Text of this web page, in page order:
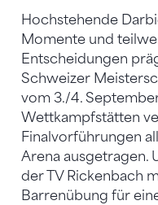
Hochstehende
Momente und
Entscheidungen
Schweizer
vom 3./4.
Wettkampfstätten
Finalvorführungen
Arena ausgetragen.
der TV Rickenbach
Barrenübung für